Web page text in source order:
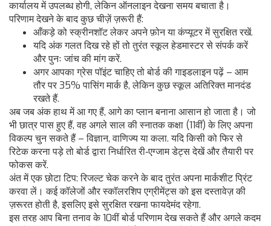
कार्यालय में उपलब्ध होगी, लेकिन ऑनलाइन देखना समय बचाता है।
परिणाम देखने के बाद कुछ चीज़ें ज़रूरी हैं:
आँकड़े को स्क्रीनशॉट लेकर अपने फ़ोन या कंप्यूटर में सुरक्षित रखें.
यदि अंक गलत दिख रहे हों तो तुरंत स्कूल हेडमास्टर से संपर्क करें
और पुनः जांच की मांग करें.
अगर आपका ग्रेस पॉइंट चाहिए तो बोर्ड की गाइडलाइन पढ़ें – आम
तौर पर 35% पासिंग मार्क है, लेकिन कुछ स्कूल अतिरिक्त मानदंड
रखते हैं.
अब जब अंक हाथ में आ गए हैं, आगे का प्लान बनाना आसान हो जाता है। जो
भी छात्र पास हुए हैं, वह अगले साल की स्नातक कक्षा (11वीं) के लिए अपना
विकल्प चुन सकते हैं – विज्ञान, वाणिज्य या कला. यदि किसी को फिर से
रिटेक करना पड़े तो बोर्ड द्वारा निर्धारित री‑एग्जाम डेट्स देखें और तैयारी पर
फोकस करें.
अंत में एक छोटा टिप: रिजल्ट चेक करने के बाद तुरंत अपना मार्कशीट प्रिंट
करवा लें। कई कॉलेजों और स्कॉलरशिप एग्रीमेंट्स को इस दस्तावेज़ की
ज़रूरत होती है, इसलिए इसे सुरक्षित रखना फायदेमंद रहेगा.
इस तरह आप बिना तनाव के 10वीं बोर्ड परिणाम देख सकते हैं और अगले कदम